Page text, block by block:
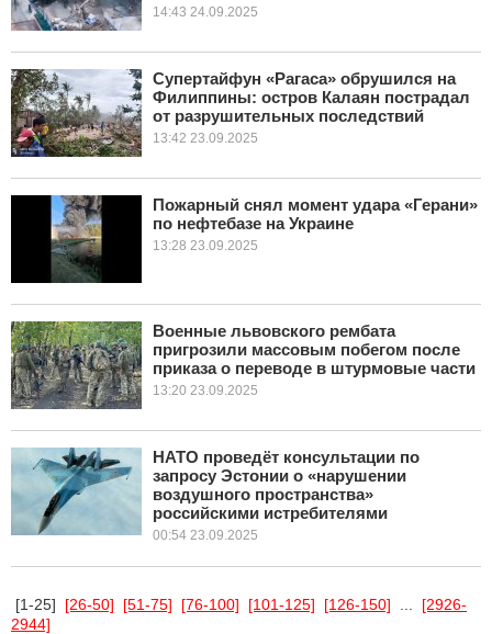
14:43 24.09.2025
Супертайфун «Рагаса» обрушился на
Филиппины: остров Калаян пострадал
от разрушительных последствий
13:42 23.09.2025
Пожарный снял момент удара «Герани»
по нефтебазе на Украине
13:28 23.09.2025
Военные львовского рембата
пригрозили массовым побегом после
приказа о переводе в штурмовые части
13:20 23.09.2025
НАТО проведёт консультации по
запросу Эстонии о «нарушении
воздушного пространства»
российскими истребителями
00:54 23.09.2025
[1-25] [26-50] [51-75] [76-100] [101-125] [126-150]
[2926-
2944]